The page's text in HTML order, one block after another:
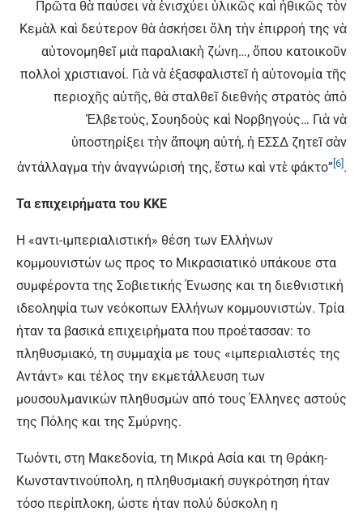
Πρῶτα θὰ παύσει νὰ ἐνισχύει ὑλικῶς καὶ ἠθικῶς τὸν
Κεμὰλ καὶ δεύτερον θὰ ἀσκήσει ὅλη τὴν ἐπιρροή της νὰ
αὐτονομηθεῖ μιὰ παραλιακὴ ζώνη…, ὅπου κατοικοῦν
πολλοὶ χριστιανοί. Γιὰ νὰ ἐξασφαλιστεῖ ἡ αὐτονομία τῆς
περιοχῆς αὐτῆς, θὰ σταλθεῖ διεθνὴς στρατὸς ἀπὸ
Ἑλβετούς, Σουηδοὺς καὶ Νορβηγούς… Γιὰ νὰ
ὑποστηρίξει τὴν ἄποψη αὐτή, ἡ ΕΣΣΔ ζητεῖ σὰν
ἀντάλλαγμα τὴν ἀναγνώρισή της, ἔστω καὶ ντὲ φάκτο” [6].
Τα επιχειρήματα του ΚΚΕ
Η «αντι-ιμπεριαλιστική» θέση των Ελλήνων
κομμουνιστών ως προς το Μικρασιατικό υπάκουε στα
συμφέροντα της Σοβιετικής Ένωσης και τη διεθνιστική
ιδεοληψία των νεόκοπων Ελλήνων κομμουνιστών. Τρία
ήταν τα βασικά επιχειρήματα που προέτασσαν: το
πληθυσμιακό, τη συμμαχία με τους «ιμπεριαλιστές της
Αντάντ» και τέλος την εκμετάλλευση των
μουσουλμανικών πληθυσμών από τους Έλληνες αστούς
της Πόλης και της Σμύρνης.
Τωόντι, στη Μακεδονία, τη Μικρά Ασία και τη Θράκη-
Κωνσταντινούπολη, η πληθυσμιακή συγκρότηση ήταν
τόσο περίπλοκη, ώστε ήταν πολύ δύσκολη η